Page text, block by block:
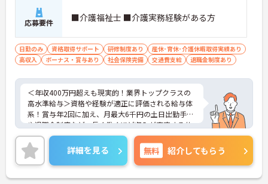
応募要件 ■介護福祉士 ■介護実務経験がある方
日勤のみ 資格取得サポート 研修制度あり
産休･育休･介護休暇取得実績あり
高収入
ボーナス・賞与あり 社会保険完備 交通費支給 退職金制度あり
＜年収400万円超えも現実的！業界トップクラスの
高水準給与＞資格や経験が適正に評価される給与体
系！賞与年2回に加え、月最大6千円の土日出勤手当
や退職金制度など、長く働くほど収入が安定する仕
組みが整っています
＜スマホ1台で完結！ICT活用で記録業務の負担を大
幅カット＞日々の記録やシフト確認はすべて自社開
発のスマホアプリで行えるため、手書き書類の作成
に追われることはありません。事務作業が効率化♪
詳細を見る 無料 紹介してもらう